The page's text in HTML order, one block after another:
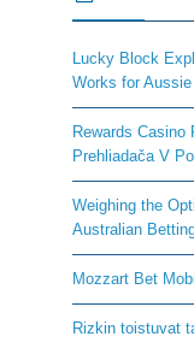
Lucky Block
Works for
Rewards Casino
Prehliadača V
Weighing the
Australian
Mozzart Bet
Rizkin toistuvat